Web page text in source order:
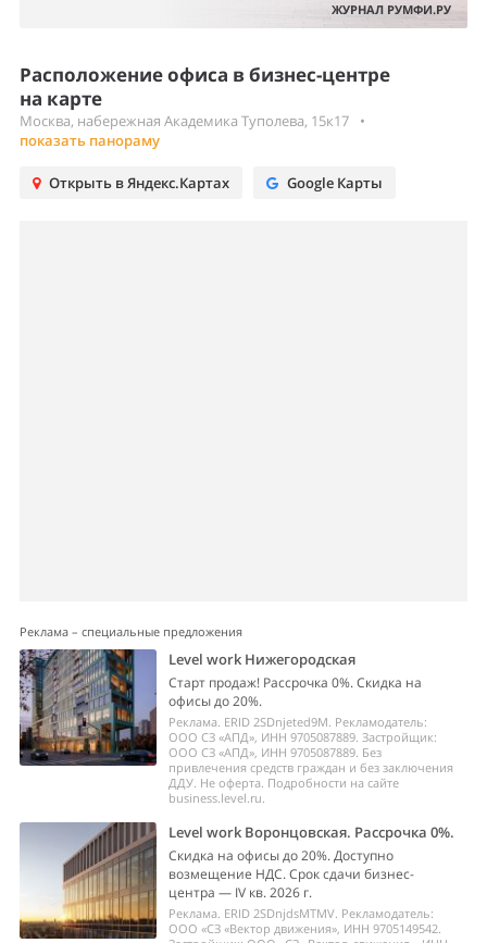
ЖУРНАЛ РУМФИ.РУ
Расположение офиса в бизнес-центре
на карте
Москва, набережная Академика Туполева, 15к17
•
показать панораму
Открыть в Яндекс.Картах Google Карты
Реклама – специальные предложения
Level work Нижегородская
Старт продаж! Рассрочка 0%. Скидка на
офисы до 20%.
Реклама. ERID 2SDnjeted9M. Рекламодатель:
ООО СЗ «АПД», ИНН 9705087889. Застройщик:
ООО СЗ «АПД», ИНН 9705087889. Без
привлечения средств граждан и без заключения
ДДУ. Не оферта. Подробности на сайте
business.level.ru.
Level work Воронцовская. Рассрочка 0%.
Скидка на офисы до 20%. Доступно
возмещение НДС. Срок сдачи бизнес-
центра — IV кв. 2026 г.
Реклама. ERID 2SDnjdsMTMV. Рекламодатель:
ООО «СЗ «Вектор движения», ИНН 9705149542.